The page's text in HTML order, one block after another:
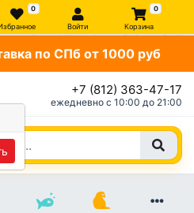
0
Войти
0
Корзина
по СПб от 1000 руб
+7 (812) 363-47-17
ежедневно c 10:00 до 21:00